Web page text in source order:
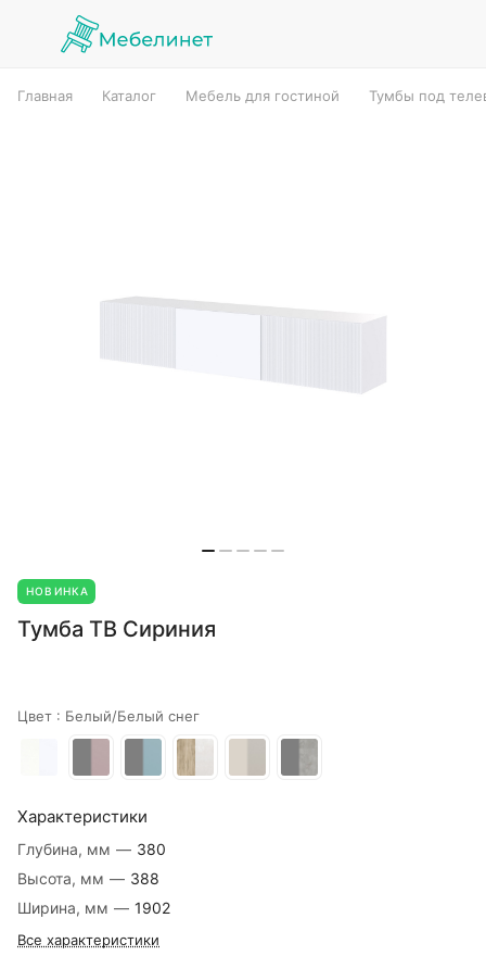
Главная Каталог Мебель для гостиной Тумбы под
НОВИНКА
Тумба ТВ Сириния
Цвет : Белый/Белый снег
Характеристики
Глубина, мм — 380
Высота, мм — 388
Ширина, мм — 1902
Все характеристики